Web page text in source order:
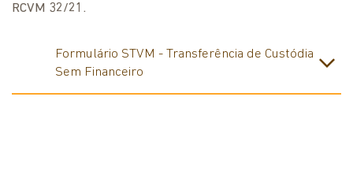
RCVM 32/21.
Formulário STVM - Transferência de Custódia
Sem Financeiro